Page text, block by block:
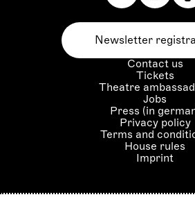
Contact us
Tickets
Theatre
Jobs
Press (in
Privacy policy
Terms and
House rules
Imprint
Newsletter